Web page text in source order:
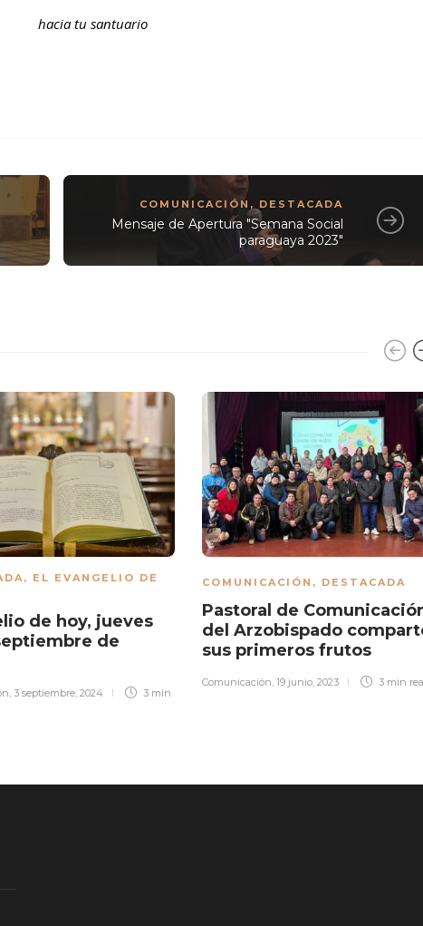
hacia tu santuario
COMUNICACIÓN , DESTACADA
Mensaje de Apertura "Semana Social
paraguaya 2023"
, EL EVANGELIO DE
de hoy, jueves
de
, 3 septiembre, 2024
3 min
COMUNICACIÓN , DESTACADA
Pastoral de
del Arzobispado
sus primeros frutos
Comunicación, 19 junio, 2023 3 min